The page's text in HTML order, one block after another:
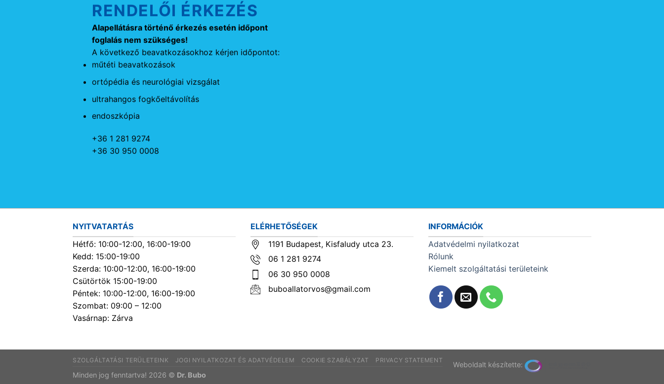
RENDELŐI ÉRKEZÉS
Alapellátásra történő érkezés esetén időpont
foglalás nem szükséges!
A következő beavatkozásokhoz kérjen időpontot:
műtéti beavatkozások
ortópédia és neurológiai vizsgálat
ultrahangos fogkőeltávolítás
endoszkópia
+36 1 281 9274
+36 30 950 0008
NYITVATARTÁS
Hétfő: 10:00-12:00, 16:00-19:00
Kedd: 15:00-19:00
Szerda: 10:00-12:00, 16:00-19:00
Csütörtök 15:00-19:00
Péntek: 10:00-12:00, 16:00-19:00
Szombat: 09:00 – 12:00
Vasárnap: Zárva
ELÉRHETŐSÉGEK
1191 Budapest, Kisfaludy utca 23.
06 1 281 9274
06 30 950 0008
buboallatorvos@gmail.com
INFORMÁCIÓK
Adatvédelmi nyilatkozat
Rólunk
Kiemelt szolgáltatási területeink
Weboldalt készítette:
SZOLGÁLTATÁSI TERÜLETEINK JOGI NYILATKOZAT ÉS ADATVÉDELEM COOKIE SZABÁLYZAT PRIVACY STATEMENT
Minden jog fenntartva! 2026 © Dr. Bubo